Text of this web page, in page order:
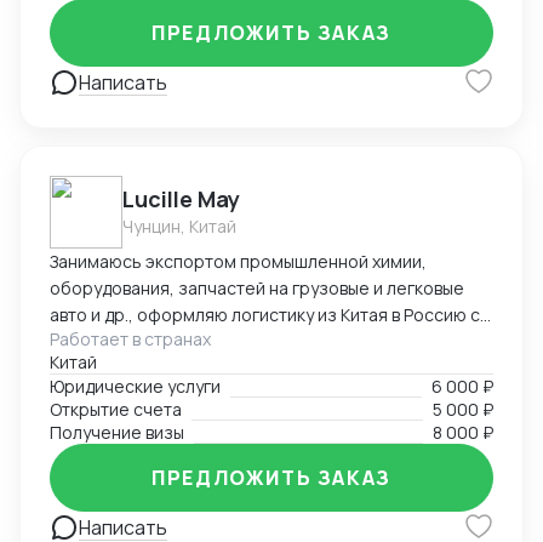
Написать
ПРЕДЛОЖИТЬ ЗАКАЗ
Lucille May
Чунцин, Китай
Занимаюсь экспортом промышленной химии,
оборудования, запчастей на грузовые и легковые
авто и др., оформляю логистику из Китая в Россию со
всеми сопроводительными документами под ключ.
Предоставляю услуги вашего представительства в
Китае, помогаю с регистрацией компаний, а также
есть опыт в открытии и автоматизации онлайн
магазинов на платформах Taobao, 1688, Meituan,
Jingdong. Помогаю найти поставщиков, наладить
производство, вести переговоры с китайской
стороной. Занимаюсь поиском и отправкой товаров
Работает в странах
Китай
Юридические услуги
6 000 ₽
Открытие счета
5 000 ₽
Получение визы
8 000 ₽
Написать
ПРЕДЛОЖИТЬ ЗАКАЗ